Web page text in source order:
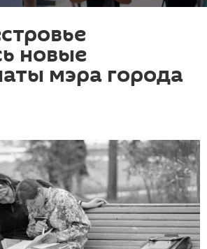
новые
мэра города